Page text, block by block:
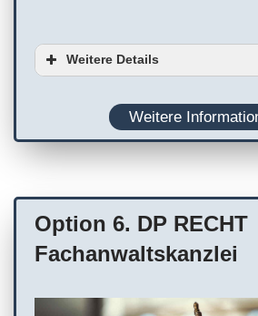
Weitere Details
Ausstattung
Onlinetermine
Service/Leistungen vor Ort
WC
Termin erforderlich
Terminvereinbarung empfohlen
Kostenlose Parkplätze
Stellplätze für Besucher/Kunden
Weitere
Option 6. DP RECHT
Fachanwaltskanzlei